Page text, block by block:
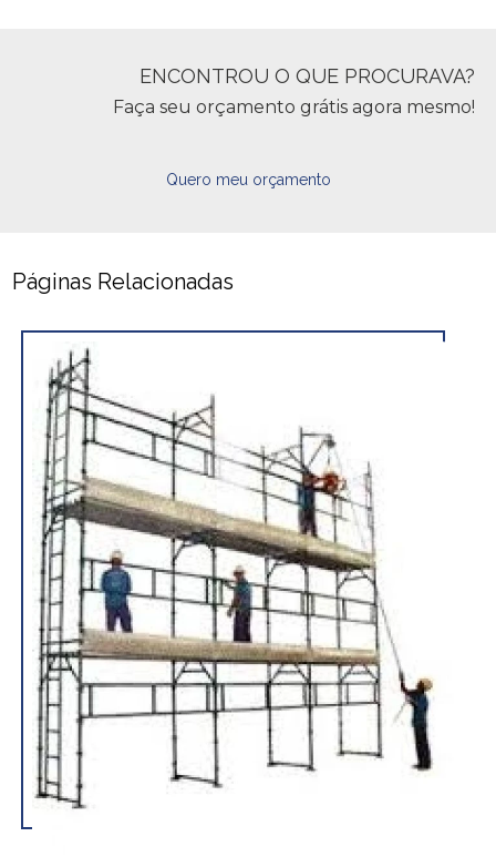
ENCONTROU O QUE PROCURAVA?
Faça seu orçamento grátis agora mesmo!
Quero meu orçamento
Páginas Relacionadas